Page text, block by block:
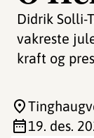
Didrik Solli-
vakreste
kraft og
19. des.